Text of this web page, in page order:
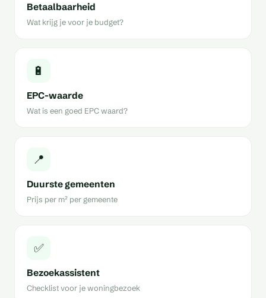
Betaalbaarheid
Wat krijg je voor je budget?
🔋
EPC-waarde
Wat is een goed EPC waard?
📍
Duurste gemeenten
Prijs per m² per gemeente
✅
Bezoekassistent
Checklist voor je woningbezoek